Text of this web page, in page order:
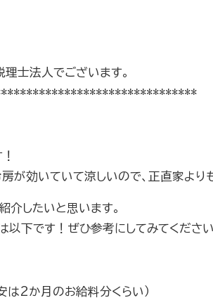
士法人でございます。
が効いていて涼しいので、正直家よりも
介したいと思います。
以下です！ぜひ参考にしてみてください
は2か月のお給料分くらい）